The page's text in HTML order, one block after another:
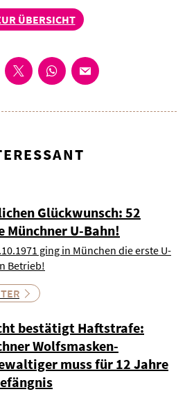
ÜBERSICHT
Glückwunsch: 52
Münchner U-Bahn!
ging in München die erste U-
Betrieb!
bestätigt Haftstrafe:
Wolfsmasken-
muss für 12 Jahre